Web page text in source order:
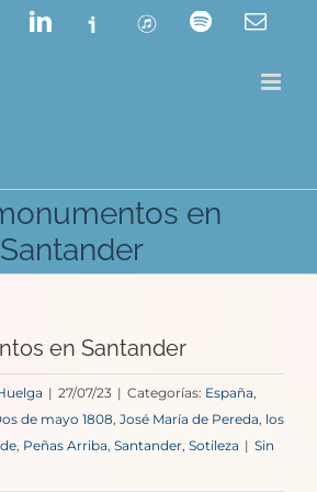
LinkedIn
Ivoox ITunes Spotify
en
Santander
en Santander
| 27/07/23 | Categorías: España,
de mayo 1808, José María de Pereda, los
, Peñas Arriba, Santander, Sotileza | Sin